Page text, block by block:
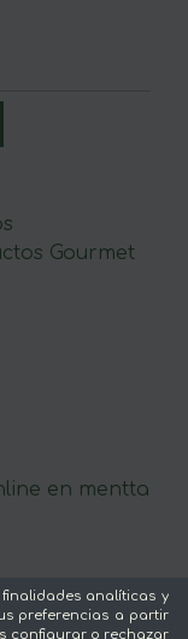
Gourmet
en mentta
analíticas y
preferencias a partir
configurar o rechazar